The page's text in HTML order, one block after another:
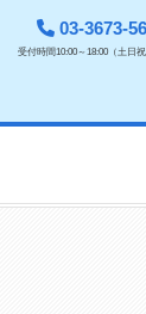
03-3673-
受付時間10:00～18:00（土日祝